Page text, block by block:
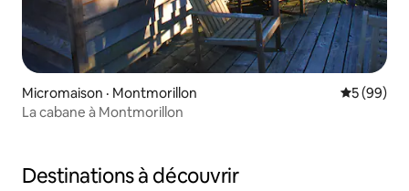
Micromaison · Montmorillon Note
5 (99)
La cabane à Montmorillon
Destinations à découvrir